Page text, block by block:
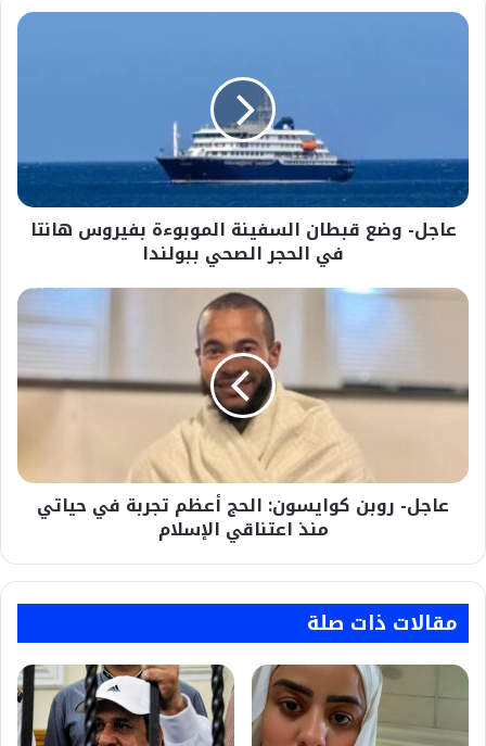
عاجل-
هانتا
في
الحجر
الصحي
عاجل- وضع قبطان السفينة الموبوءة بفيروس هانتا
في الحجر الصحي ببولندا
عاجل-
أعظم
تجربة
منذ
اعتناقي
عاجل- روبن كوايسون: الحج أعظم تجربة في حياتي
منذ اعتناقي الإسلام
مقالات ذات صلة